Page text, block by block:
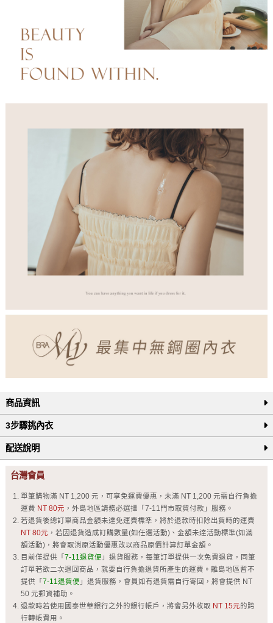
商品資訊
3步驟挑內衣
配送說明
台灣會員
單筆購物滿 NT 1,200 元，可享免運費優惠，未滿 NT 1,200 元需自行負擔
運費 NT 80元 ，外島地區請務必選擇「7-11門市取貨付款」服務。
若退貨後總訂單商品金額未達免運費標準，將於退款時扣除出貨時的運費
NT 80元 ，若因退貨造成訂購數量(如任選活動)、金額未達活動標準(如滿
額活動)，將會取消原活動優惠改以商品原價計算訂單金額。
目前僅提供「 7-11退貨便 」退貨服務，每筆訂單提供一次免費退貨，同筆
訂單若欲二次退回商品，就要自行負擔退貨所產生的運費。離島地區暫不
提供「 7-11退貨便 」退貨服務，會員如有退貨需自行寄回，將會提供 NT
50 元郵資補助。
退款時若使用國泰世華銀行之外的銀行帳戶，將會另外收取 NT 15元的跨
行轉帳費用。